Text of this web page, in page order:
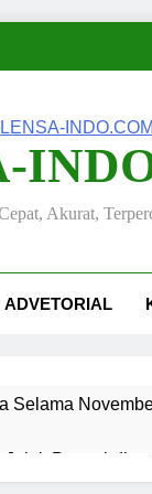
Akurat,
ADVETORIAL
Selama
Pengabdian